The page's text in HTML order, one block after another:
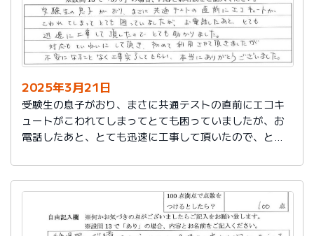
2025年3月21日
受験生の息子がおり、まさに共通テストの直前にエコキ
ュートがこわれてしまってとても困っていましたが、お
電話したあと、とても迅速に工事して頂いたので、とて
対応もていねいして頂き、初めて利用させて頂きました
が不安になることなく工事完了してもらい、本当にあり